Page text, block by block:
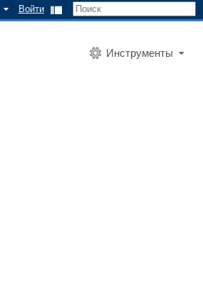
Войти
Инструменты